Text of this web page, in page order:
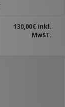
130,00€ inkl.
MwST.